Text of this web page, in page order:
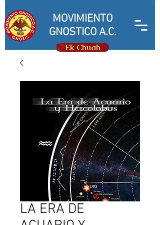
MOVIMIENTO
GNOSTICO A.C.
Ek Chuah
LA ERA DE